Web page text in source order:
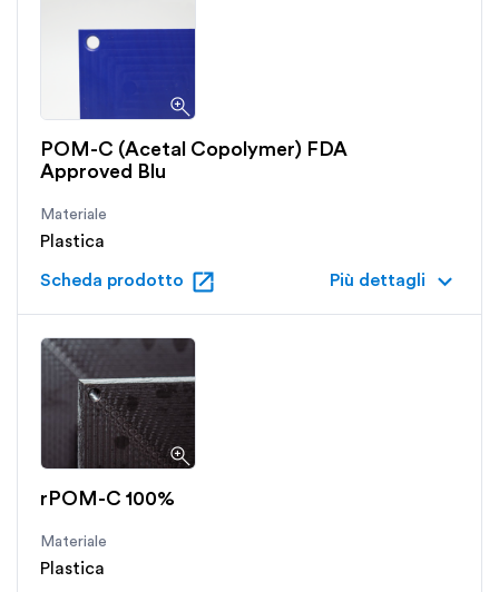
POM-C (Acetal Copolymer) FDA
Approved Blu
Materiale
Plastica
Scheda prodotto open_in_new Più dettagli keyboard_arrow_down
rPOM-C 100%
Materiale
Plastica